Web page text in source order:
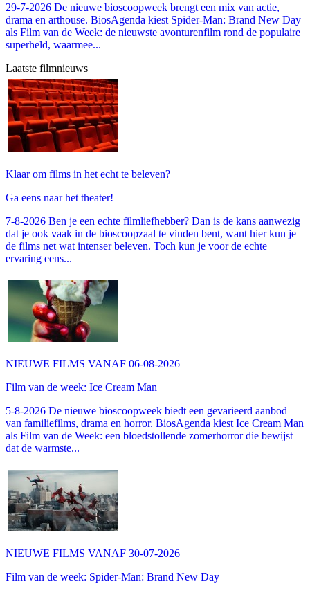
29-7-2026 De nieuwe bioscoopweek brengt een mix van actie,
drama en arthouse. BiosAgenda kiest Spider-Man: Brand New Day
als Film van de Week: de nieuwste avonturenfilm rond de populaire
superheld, waarmee...
Laatste filmnieuws
Klaar om films in het echt te beleven?
Ga eens naar het theater!
7-8-2026 Ben je een echte filmliefhebber? Dan is de kans aanwezig
dat je ook vaak in de bioscoopzaal te vinden bent, want hier kun je
de films net wat intenser beleven. Toch kun je voor de echte
ervaring eens...
NIEUWE FILMS VANAF 06-08-2026
Film van de week: Ice Cream Man
5-8-2026 De nieuwe bioscoopweek biedt een gevarieerd aanbod
van familiefilms, drama en horror. BiosAgenda kiest Ice Cream Man
als Film van de Week: een bloedstollende zomerhorror die bewijst
dat de warmste...
NIEUWE FILMS VANAF 30-07-2026
Film van de week: Spider-Man: Brand New Day